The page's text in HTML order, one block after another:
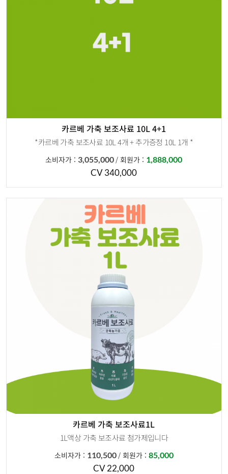
카르베 가축 보조사료 10L 4+1
*카르베 가축 보조사료 10L 4개 + 추가증정 10L 1개 *
소비자가 : 3,055,000/ 회원가 : 1,888,000
CV 340,000
카르베 가축 보조사료1L
1L액상 가축 보조사료 첨가제입니다
본사교육 받으신 분들만 주문가능합니다 .
소비자가 : 110,500 / 회원가 : 85,000
CV 22,000